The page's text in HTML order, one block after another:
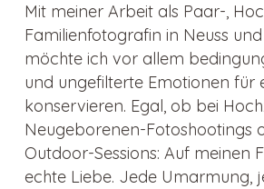
Mit meiner Arbeit als Paar-,
Familienfotografin in Neuss
möchte ich vor allem
und ungefilterte Emotionen für
konservieren. Egal, ob bei
Neugeborenen-Fotoshootings
Outdoor-Sessions: Auf meinen
echte Liebe. Jede Umarmung,